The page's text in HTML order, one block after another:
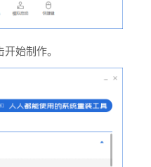
始制作。